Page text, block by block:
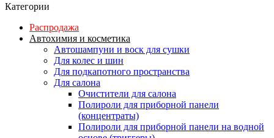
Категории
Распродажа
Автохимия и косметика
Автошампуни и воск для сушки
Для колес и шин
Для подкапотного пространства
Для салона
Очистители для салона
Полироли для приборной панели
(концентраты)
Полироли для приборной панели на водной